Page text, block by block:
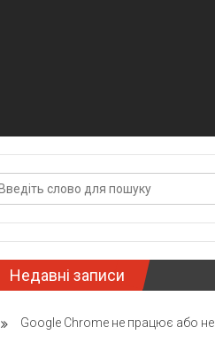
Недавні записи
Google Chrome не працює або не